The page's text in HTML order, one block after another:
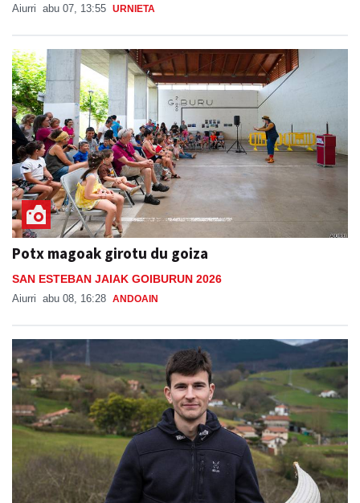
Aiurri abu 07, 13:55 URNIETA
Potx magoak girotu du goiza
SAN ESTEBAN JAIAK GOIBURUN 2026
Aiurri abu 08, 16:28 ANDOAIN